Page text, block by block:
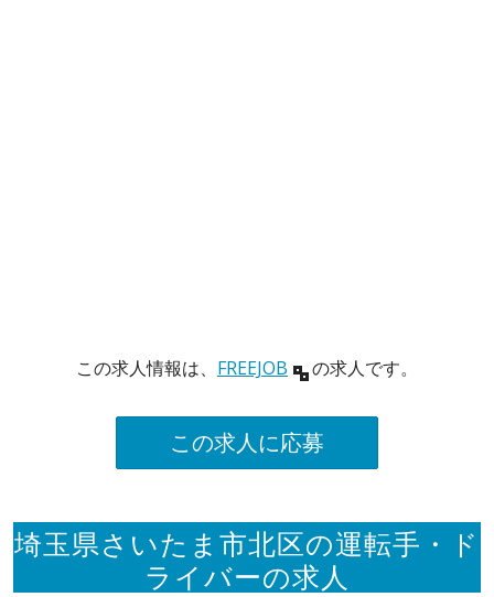
この求人情報は、 FREEJOB の求人です。
この求人に応募
埼玉県さいたま市北区の運転手・ド
ライバーの求人